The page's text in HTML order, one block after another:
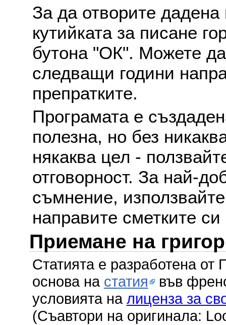
За да отворите
кутийката за писане
бутона "ОК". Можете
следващи години
препратките.
Програмата е
полезна, но без
някаква цел -
отговорност. За най-
съмнение,
направите сметките
Приемане на
Статията е разработена
основа на статия във
условията на лиценза за
(Съавтори на оригинала: